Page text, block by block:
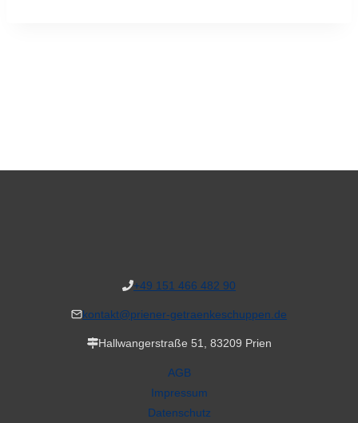
+49 151 466 482 90
kontakt@priener-getraenkeschuppen.de
Hallwangerstraße 51, 83209 Prien
AGB
Impressum
Datenschutz